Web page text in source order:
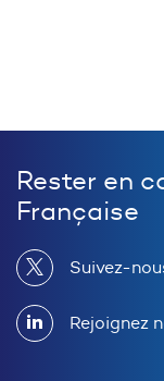
Rester en
Française
Suivez-
Rejoignez